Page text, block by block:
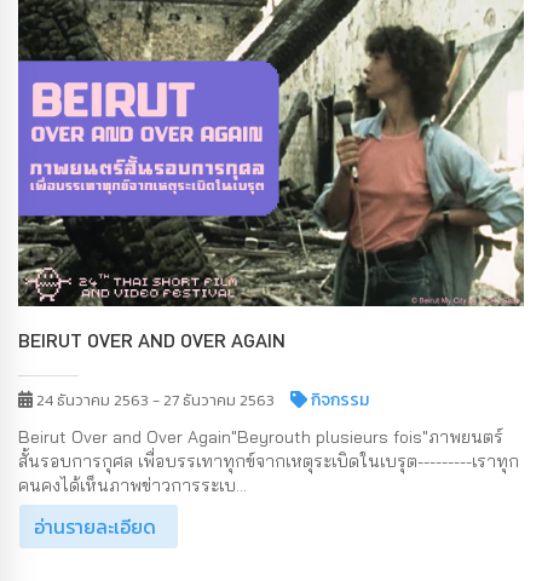
BEIRUT OVER AND OVER AGAIN
24 ธันวาคม 2563 - 27 ธันวาคม 2563 กิจกรรม
Beirut Over and Over Again"Beyrouth plusieurs fois"ภาพยนตร์
สั้นรอบการกุศล เพื่อบรรเทาทุกข์จากเหตุระเบิดในเบรุต---------เราทุก
คนคงได้เห็นภาพข่าวการระเบ...
อ่านรายละเอียด